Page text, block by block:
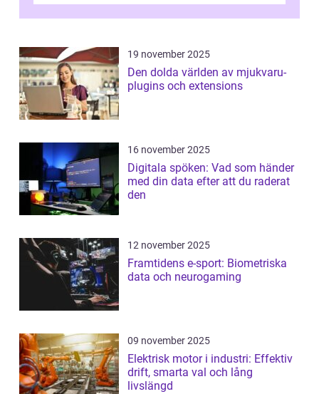
19 november 2025
Den dolda världen av mjukvaru-
plugins och extensions
16 november 2025
Digitala spöken: Vad som händer
med din data efter att du raderat
den
12 november 2025
Framtidens e-sport: Biometriska
data och neurogaming
09 november 2025
Elektrisk motor i industri: Effektiv
drift, smarta val och lång
livslängd